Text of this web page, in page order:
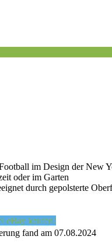
im Design der New
oder im Garten
durch gepolsterte
eBay kaufen!
fand am 07.08.2024